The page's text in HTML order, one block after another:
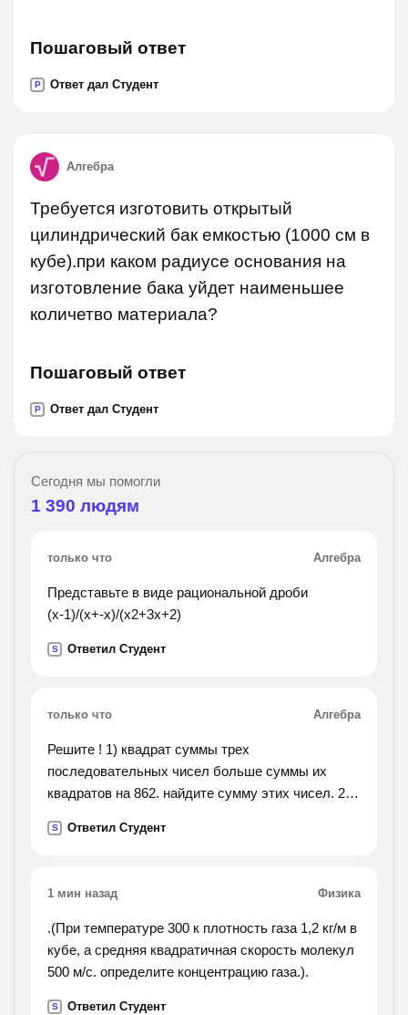
Пошаговый ответ
P Ответ дал Студент
Алгебра
Требуется изготовить открытый
цилиндрический бак емкостью (1000 см в
кубе).при каком радиусе основания на
изготовление бака уйдет наименьшее
количетво материала?
Пошаговый ответ
P Ответ дал Студент
Сегодня мы помогли
1 390 людям
только что Алгебра
Представьте в виде рациональной дроби
(х-1)/(х+-х)/(х2+3х+2)
S Ответил Студент
только что Алгебра
Решите ! 1) квадрат суммы трех
последовательных чисел больше суммы их
квадратов на 862. найдите сумму этих чисел. 2)
натуральных чисел меньше квадрата суммы
S Ответил Студент
1 мин назад Физика
.(При температуре 300 к плотность газа 1,2 кг/м в
кубе, а средняя квадратичная скорость молекул
500 м/с. определите концентрацию газа.).
S Ответил Студент